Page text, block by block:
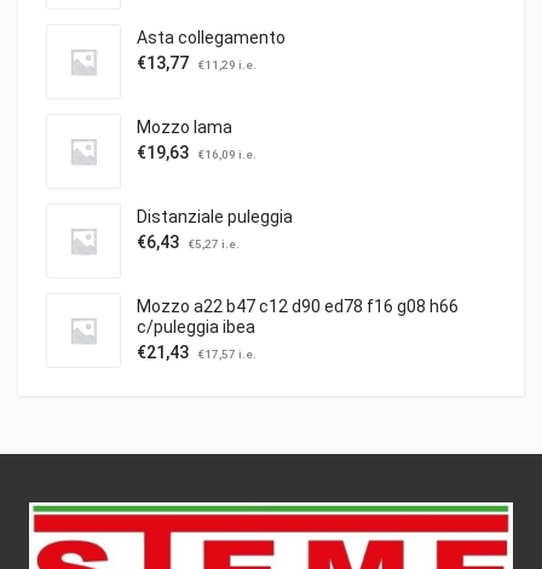
Asta collegamento
€13,77 €11,29 i.e.
Mozzo lama
€19,63 €16,09 i.e.
Distanziale puleggia
€6,43 €5,27 i.e.
Mozzo a22 b47 c12 d90 ed78 f16 g08 h66
c/puleggia ibea
€21,43 €17,57 i.e.